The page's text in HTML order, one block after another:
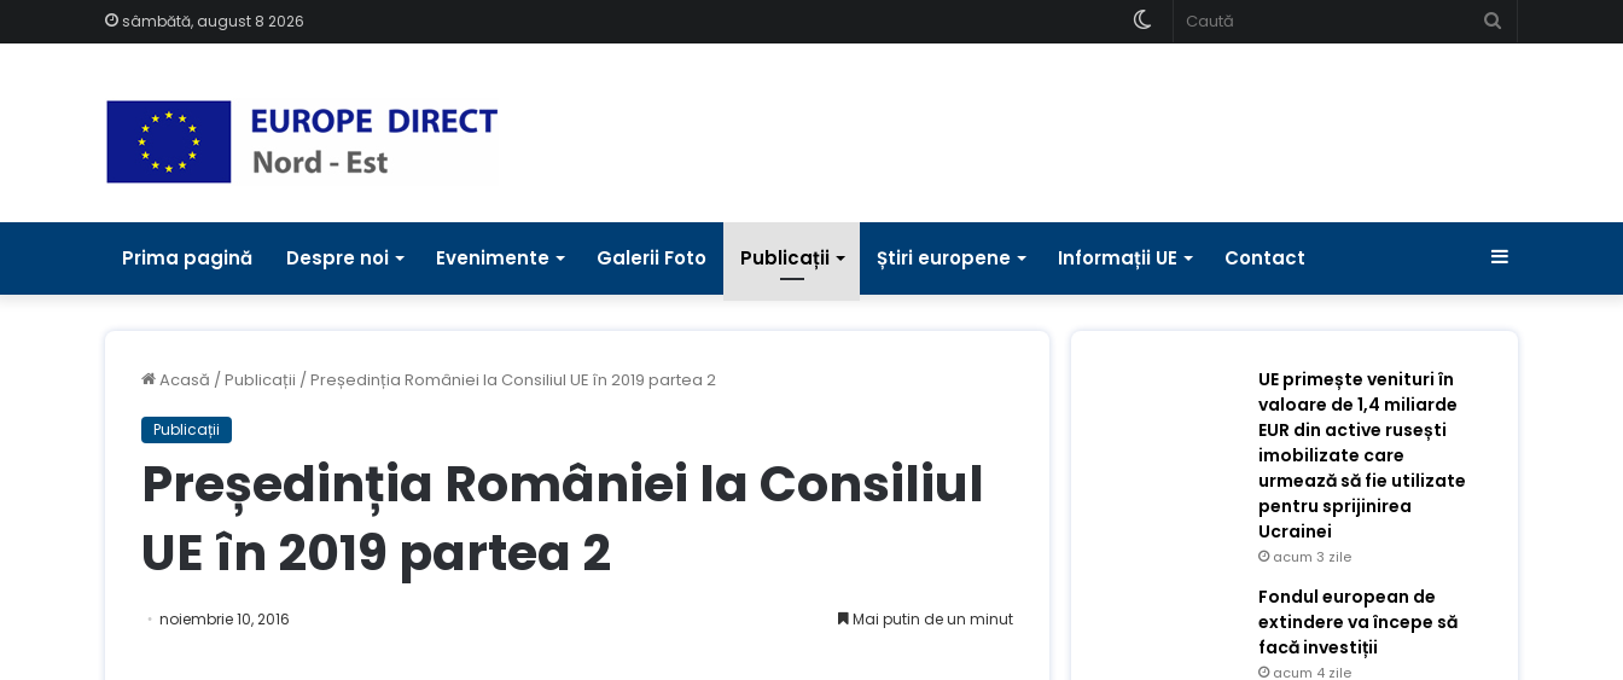
sâmbătă, august 8 2026
Schimbați
Prima pagină Despre noi Evenimente Galerii Foto Publicații Știri europene Informații UE Contact Bara
Acasă /Publicații /Președinția României la Consiliul UE în 2019 partea 2
Publicații
Președinția României la Consiliul
UE în 2019 partea 2
noiembrie 10, 2016 Mai putin de un minut
UE primește venituri în
valoare de 1,4 miliarde
EUR din active rusești
imobilizate care
urmează să fie utilizate
pentru sprijinirea
Ucrainei
acum 3 zile
Fondul european de
extindere va începe să
facă investiții
acum 4 zile